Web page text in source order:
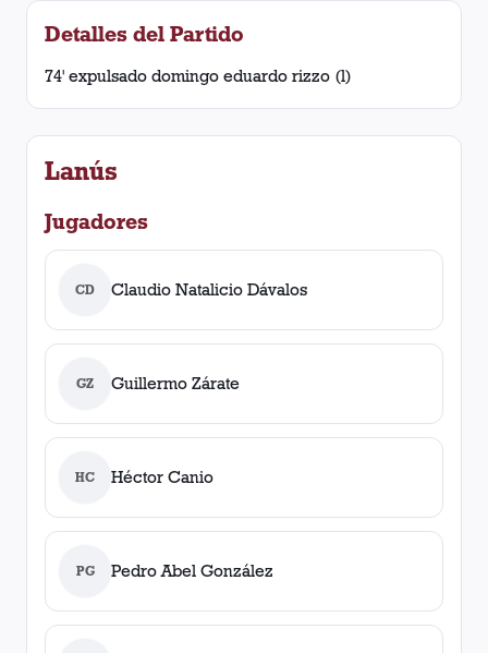
Detalles del Partido
74' expulsado domingo eduardo rizzo (l)
Lanús
Jugadores
CD Claudio Natalicio Dávalos
GZ Guillermo Zárate
HC Héctor Canio
PG Pedro Abel González